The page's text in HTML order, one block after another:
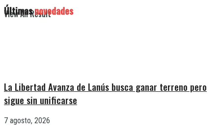
View All Result
Últimasnovedades
La Libertad Avanza de Lanús busca ganar terreno pero
sigue sin unificarse
7 agosto, 2026